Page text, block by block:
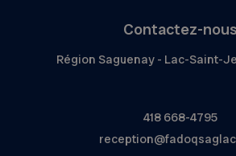
Contactez-nous
Région Saguenay - Lac-Saint-
418 668-4795